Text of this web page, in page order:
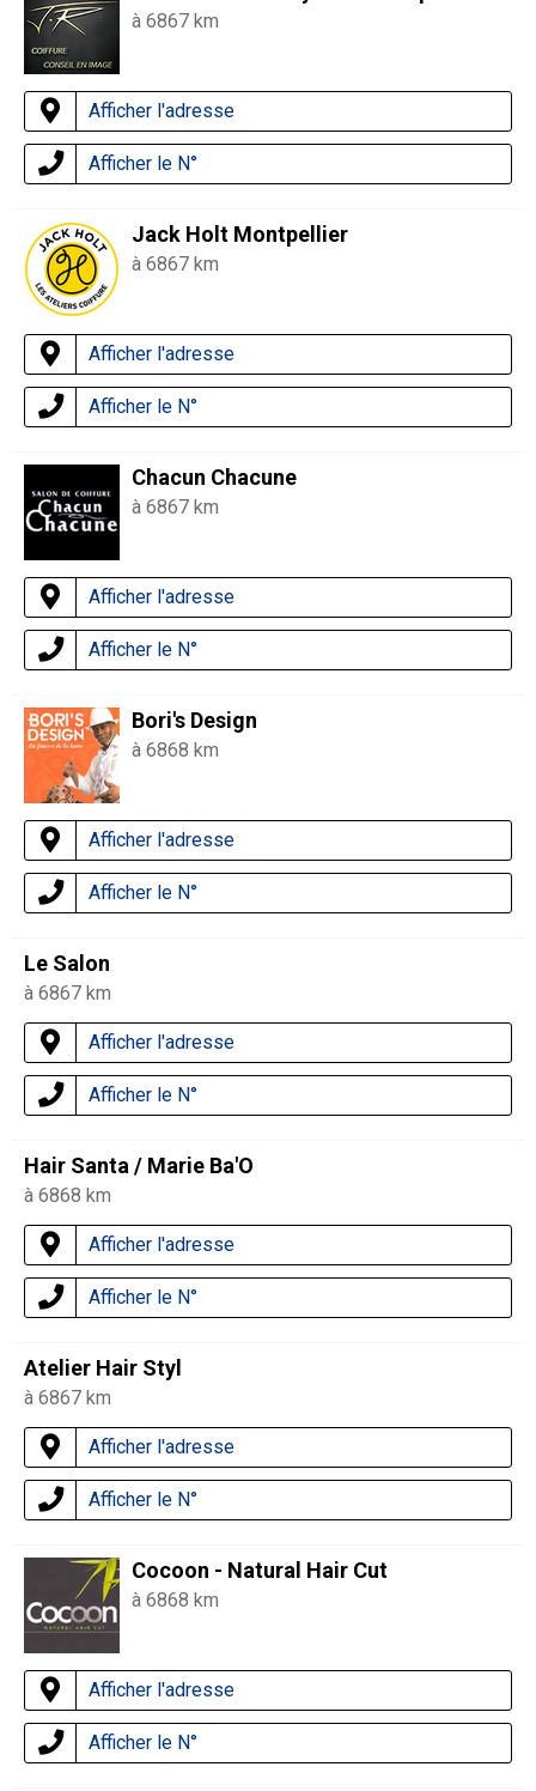
à 6867 km
Afficher l'adresse
Afficher le N°
Jack Holt Montpellier
à 6867 km
Afficher l'adresse
Afficher le N°
Chacun Chacune
à 6867 km
Afficher l'adresse
Afficher le N°
Bori's Design
à 6868 km
Afficher l'adresse
Afficher le N°
Le Salon
à 6867 km
Afficher l'adresse
Afficher le N°
Hair Santa / Marie Ba'O
à 6868 km
Afficher l'adresse
Afficher le N°
Atelier Hair Styl
à 6867 km
Afficher l'adresse
Afficher le N°
Cocoon - Natural Hair Cut
à 6868 km
Afficher l'adresse
Afficher le N°